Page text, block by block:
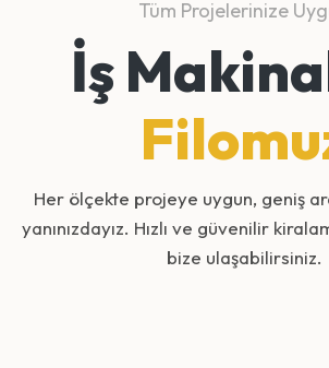
Tüm Projelerinize
İş
Her ölçekte projeye uygun, geniş
yanınızdayız. Hızlı ve güvenilir
bize ulaşabilirsiniz.